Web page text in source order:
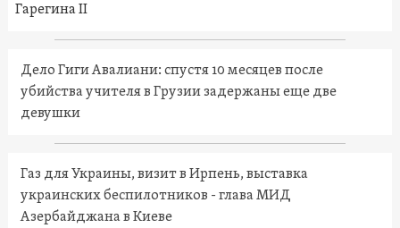
Гарегина II
Дело Гиги Авалиани: спустя 10 месяцев после
убийства учителя в Грузии задержаны еще две
девушки
Газ для Украины, визит в Ирпень, выставка
украинских беспилотников - глава МИД
Азербайджана в Киеве